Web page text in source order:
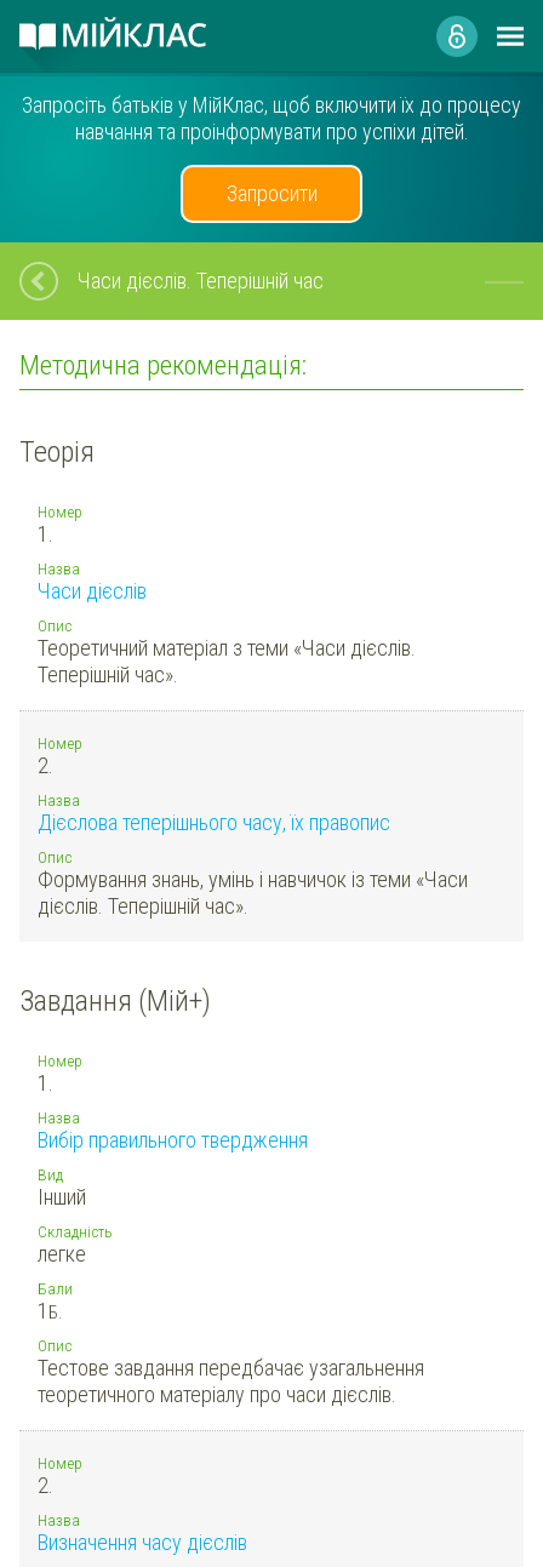
Запросіть батьків у МійКлас, щоб включити їх до процесу
навчання та проінформувати про успіхи дітей.
Запросити
Часи дієслів. Теперішній час
Методична рекомендація:
Теорія
Номер
1.
Назва
Часи дієслів
Опис
Теоретичний матеріал з теми «Часи дієслів.
Теперішній час».
Номер
2.
Назва
Дієслова теперішнього часу, їх правопис
Опис
Формування знань, умінь і навчичок із теми «Часи
дієслів. Теперішній час».
Завдання (Мій+)
Номер
1.
Назва
Вибір правильного твердження
Вид
Інший
Складність
легке
Бали
1 Б.
Опис
Тестове завдання передбачає узагальнення
теоретичного матеріалу про часи дієслів.
Номер
2.
Назва
Визначення часу дієслів